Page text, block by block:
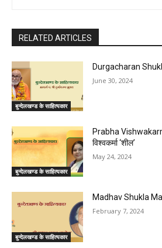
RELATED ARTICLES
बुन्देलखण्ड के साहित्यकार
Durgacharan
June 30, 2024
बुन्देलखण्ड के साहित्यकार
Prabha
विश्वकर्मा ‘शील’
May 24, 2024
बुन्देलखण्ड के साहित्यकार
Madhav Shukla
February 7, 2024